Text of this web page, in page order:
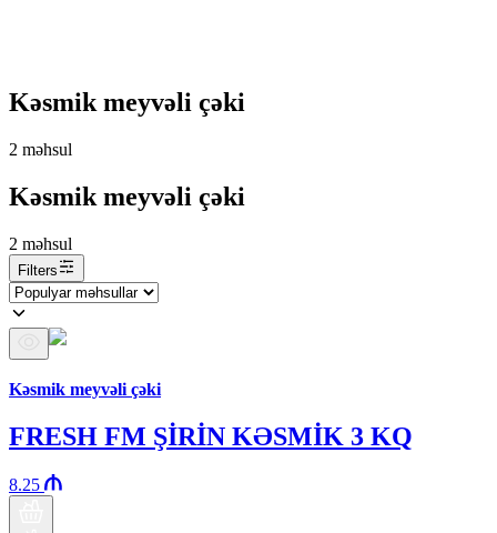
Kəsmik meyvəli çəki
2 məhsul
Kəsmik meyvəli çəki
2 məhsul
Filters
Kəsmik meyvəli çəki
FRESH FM ŞİRİN KƏSMİK 3 KQ
8.25